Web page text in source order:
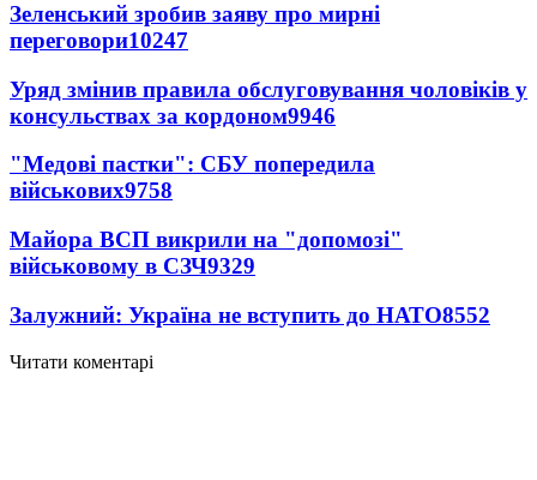
Зеленський зробив заяву про мирні
переговори10247
Уряд змінив правила обслуговування чоловіків у
консульствах за кордоном9946
"Медові пастки": СБУ попередила
військових9758
Майора ВСП викрили на "допомозі"
військовому в СЗЧ9329
Залужний: Україна не вступить до НАТО8552
Читати коментарі